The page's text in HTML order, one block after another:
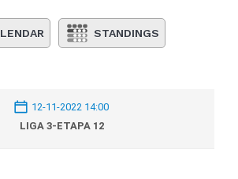
STANDINGS
12-11-2022 14:00
LIGA 3-ETAPA 12